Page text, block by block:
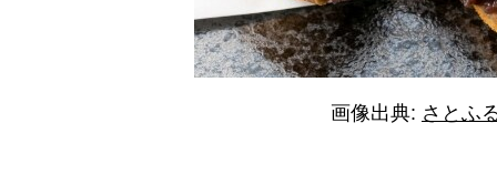
画像出典: さとふ